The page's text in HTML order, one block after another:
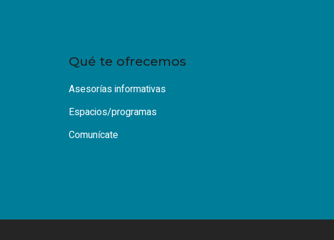
Qué te ofrecemos
Asesorías informativas
Espacios/programas
Comunícate